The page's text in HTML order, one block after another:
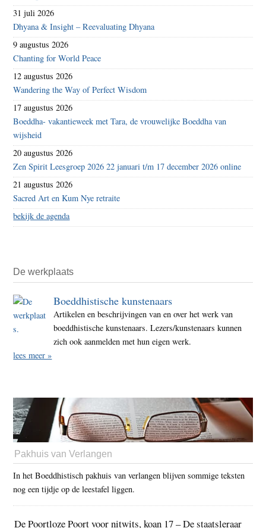
31 juli 2026
Dhyana & Insight – Reevaluating Dhyana
9 augustus 2026
Chanting for World Peace
12 augustus 2026
Wandering the Way of Perfect Wisdom
17 augustus 2026
Boeddha- vakantieweek met Tara, de vrouwelijke Boeddha van
wijsheid
20 augustus 2026
Zen Spirit Leesgroep 2026 22 januari t/m 17 december 2026 online
21 augustus 2026
Sacred Art en Kum Nye retraite
bekijk de agenda
De werkplaats
Boeddhistische kunstenaars
Artikelen en beschrijvingen van en over het werk van
boeddhistische kunstenaars. Lezers/kunstenaars kunnen
zich ook aanmelden met hun eigen werk.
lees meer »
Pakhuis van Verlangen
In het Boeddhistisch pakhuis van verlangen blijven sommige teksten
nog een tijdje op de leestafel liggen.
De Poortloze Poort voor nitwits, koan 17 – De staatsleraar